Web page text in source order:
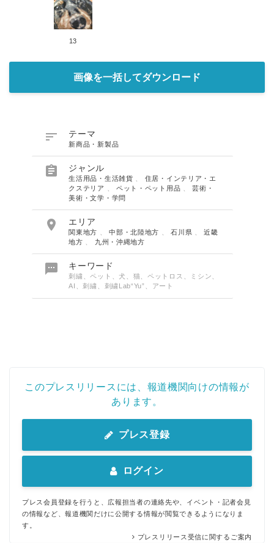
13
画像を一括してダウンロード
 テーマ
新商品・新製品
 ジャンル
生活用品・生活雑貨 、 住居・インテリア・エ
クステリア 、 ペット・ペット用品 、芸術・
美術・文学・学問
 エリア
関東地方 、中部・北陸地方 、石川県 、近畿
地方 、 九州・沖縄地方
 キーワード
刺繍、ペット、犬、猫、ペットロス、ミシン、
AI、刺繍、刺繍Lab“Yu”、アート
このプレスリリースには、報道機関向けの情報が
あります。
プレス登録
ログイン
プレス会員登録を行うと、広報担当者の連絡先や、イベント・記者会見
の情報など、報道機関だけに公開する情報が閲覧できるようになりま
す。
プレスリリース受信に関するご案内